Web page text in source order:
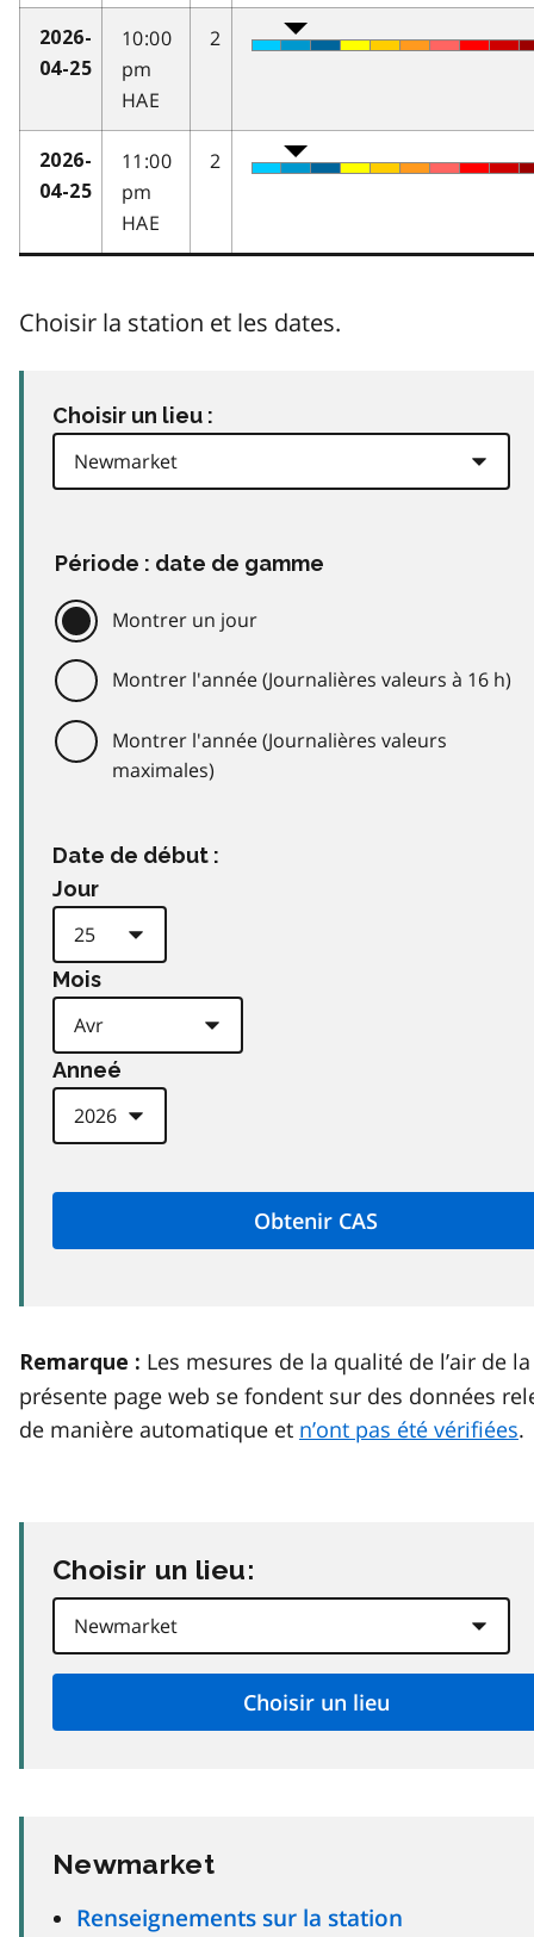
2026-
04-25
10:00
pm
HAE
2
2026-
04-25
11:00
pm
HAE
2
Choisir la station et les dates.
Choisir un lieu :
Période : date de gamme
Montrer un jour
Montrer l'année (Journalières valeurs à 16 h)
Montrer l'année (Journalières valeurs
maximales)
Date de début :
Jour
Mois
Anneé
Remarque : Les mesures de la qualité de l’air de la
présente page web se fondent sur des données
de manière automatique et n’ont pas été vérifiées.
Choisir un lieu:
Newmarket
Renseignements sur la station